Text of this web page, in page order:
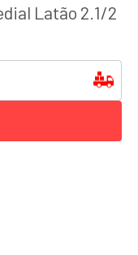
Latão 2.1/2